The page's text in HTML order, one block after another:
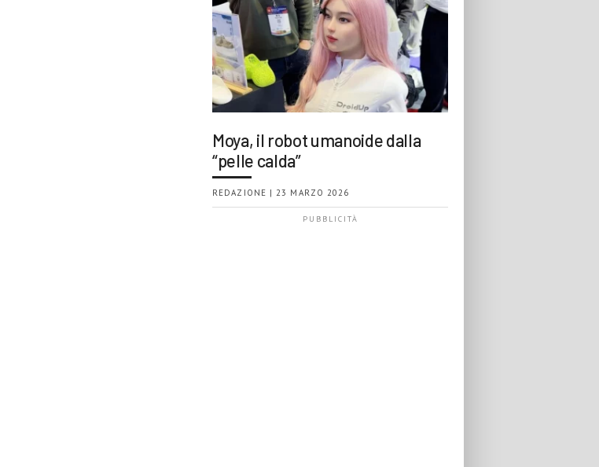
Moya, il robot umanoide dalla
“pelle calda”
REDAZIONE | 23 MARZO 2026